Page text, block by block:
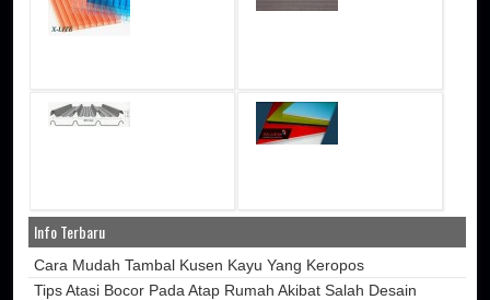
Info Terbaru
Cara Mudah Tambal Kusen Kayu Yang Keropos
Tips Atasi Bocor Pada Atap Rumah Akibat Salah Desain